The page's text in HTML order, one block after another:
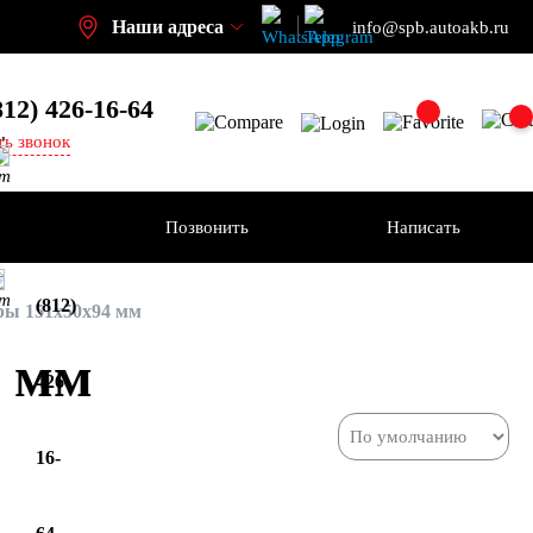
Наши адреса info@spb.autoakb.ru
426-16-64
звонок
(812)
426-
16-
Позвонить Написать
151x50x94 мм
мм